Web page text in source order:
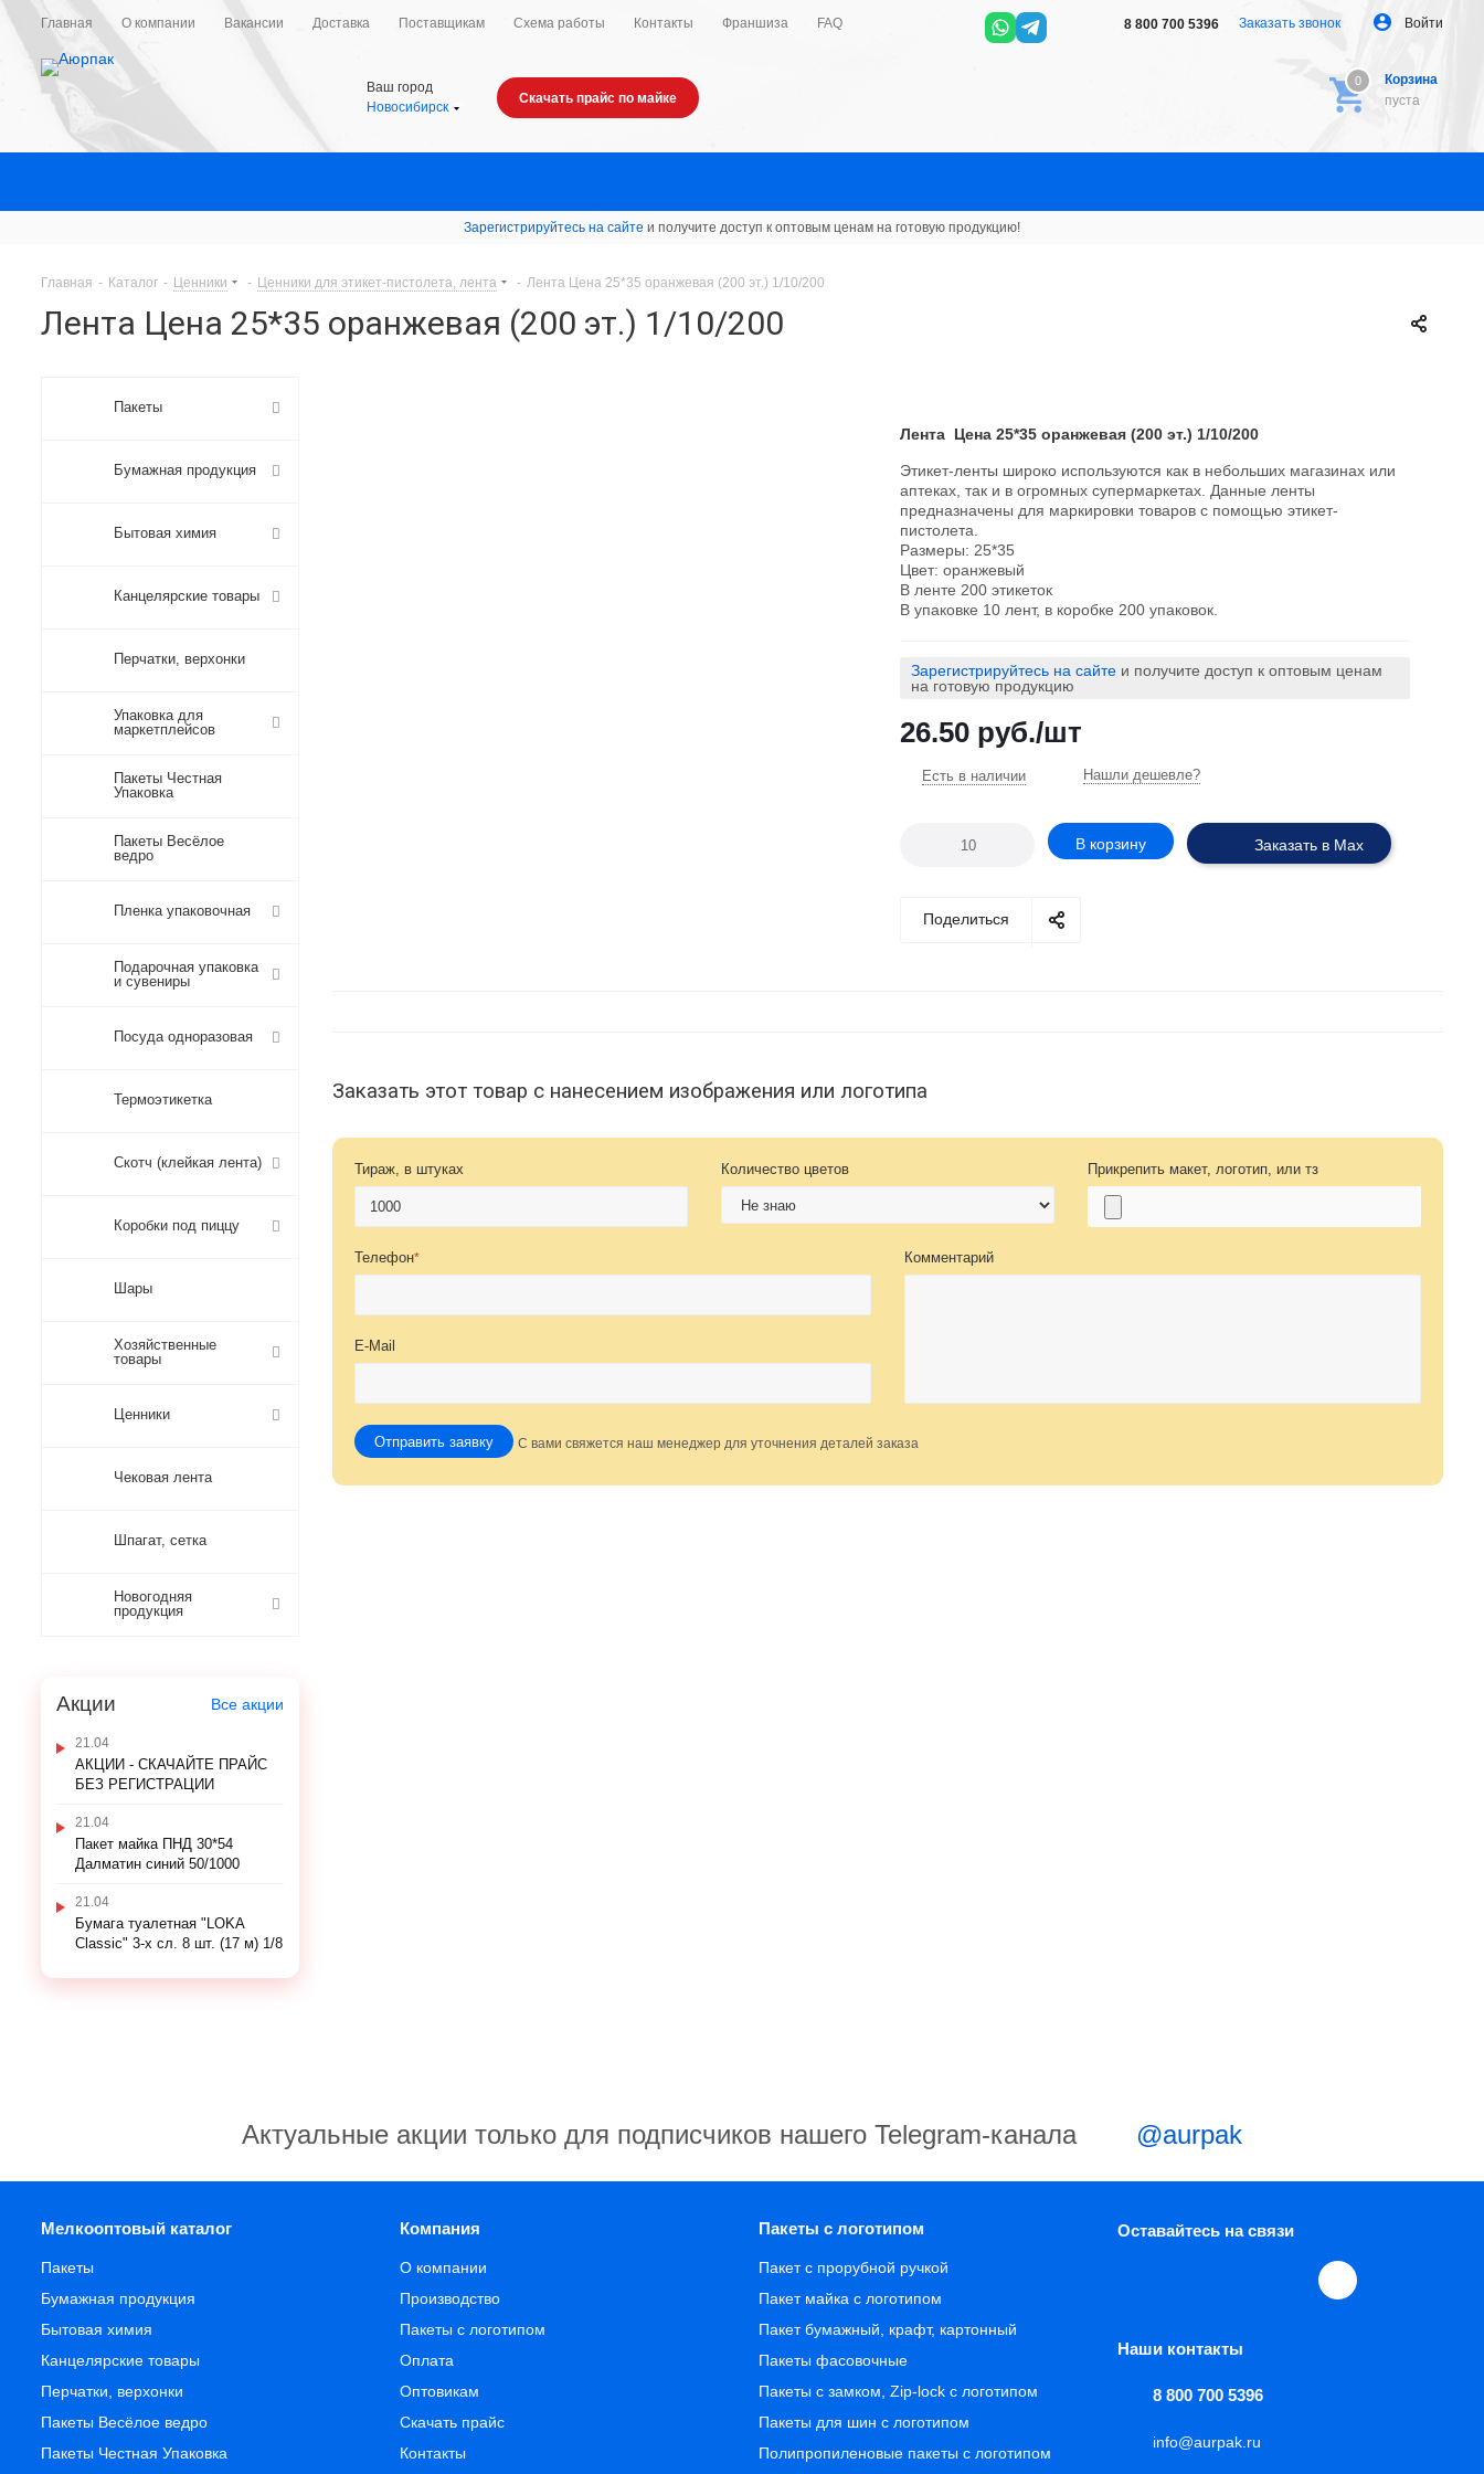
Главная О компании Вакансии Доставка Поставщикам Схема работы Контакты Франшиза FAQ Войти
8 800 700 5396 Заказать звонок
Ваш город
Новосибирск
Скачать прайс по майке
Корзина
0
пуста
0
Зарегистрируйтесь на сайте и получите доступ к оптовым ценам на готовую продукцию!
Главная - Каталог - Ценники - Ценники для этикет-пистолета, лента - Лента Цена 25*35 оранжевая (200 эт.) 1/10/200
Лента Цена 25*35 оранжевая (200 эт.) 1/10/200
Лента Цена 25*35 оранжевая (200 эт.) 1/10/200
Этикет-ленты широко используются как в небольших магазинах или
аптеках, так и в огромных супермаркетах. Данные ленты
предназначены для маркировки товаров с помощью этикет-
пистолета.
Размеры: 25*35
Цвет: оранжевый
В ленте 200 этикеток
В упаковке 10 лент, в коробке 200 упаковок.
Зарегистрируйтесь на сайте и получите доступ к оптовым ценам
на готовую продукцию
26.50 руб./шт
Есть в наличии Нашли дешевле?
В корзину Заказать в Max
Поделиться
Заказать этот товар с нанесением изображения или логотипа
Тираж, в штуках Количество цветов Прикрепить макет, логотип, или тз
Телефон*
E-Mail
Комментарий
Отправить заявку С вами свяжется наш менеджер для уточнения деталей заказа
Пакеты
Бумажная продукция
Бытовая химия
Канцелярские товары
Перчатки, верхонки
Упаковка для
маркетплейсов
Пакеты Честная
Упаковка
Пакеты Весёлое
ведро
Пленка упаковочная
Подарочная упаковка
и сувениры
Посуда одноразовая
Термоэтикетка
Скотч (клейкая лента)
Коробки под пиццу
Шары
Хозяйственные
товары
Ценники
Чековая лента
Шпагат, сетка
Новогодняя
продукция
Акции Все акции
21.04
АКЦИИ - СКАЧАЙТЕ ПРАЙС
БЕЗ РЕГИСТРАЦИИ
21.04
Пакет майка ПНД 30*54
Далматин синий 50/1000
21.04
Бумага туалетная "LOKA
Classic" 3-х сл. 8 шт. (17 м) 1/8
Актуальные акции только для подписчиков нашего Telegram-канала @aurpak
Мелкооптовый каталог
Пакеты
Бумажная продукция
Бытовая химия
Канцелярские товары
Перчатки, верхонки
Пакеты Весёлое ведро
Пакеты Честная Упаковка
Компания
О компании
Производство
Пакеты с логотипом
Оплата
Оптовикам
Скачать прайс
Контакты
Пакеты с логотипом
Пакет с прорубной ручкой
Пакет майка с логотипом
Пакет бумажный, крафт, картонный
Пакеты фасовочные
Пакеты с замком, Zip-lock с логотипом
Пакеты для шин с логотипом
Полипропиленовые пакеты с логотипом
Оставайтесь на связи
Наши контакты
8 800 700 5396
info@aurpak.ru